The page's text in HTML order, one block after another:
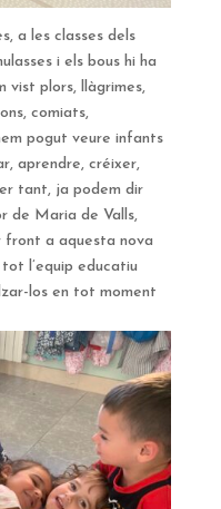
a les classes dels
i els bous hi ha
vist plors, llàgrimes,
comiats,
pogut veure infants
aprendre, créixer,
tant, ja podem dir
de Maria de Valls,
front a aquesta nova
l’equip educatiu
los en tot moment